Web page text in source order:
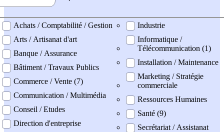
professionel
Achats / Comptabilité / Gestion
Arts / Artisanat d'art
Banque / Assurance
Bâtiment / Travaux Publics
Commerce / Vente (7)
Communication / Multimédia
Conseil / Etudes
Direction d'entreprise
Industrie
Informatique /
Télécommunication (1)
Installation / Maintenance
Marketing / Stratégie
commerciale
Ressources Humaines
Santé (9)
Secrétariat / Assistanat